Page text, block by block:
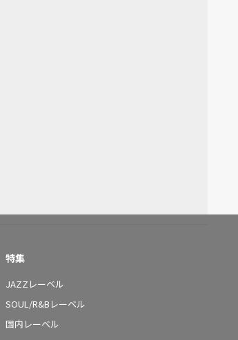
特集
JAZZレーベル
SOUL/R&Bレーベル
国内レーベル